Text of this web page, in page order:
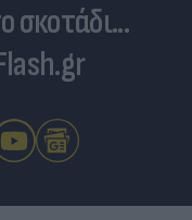
σκοτάδι...